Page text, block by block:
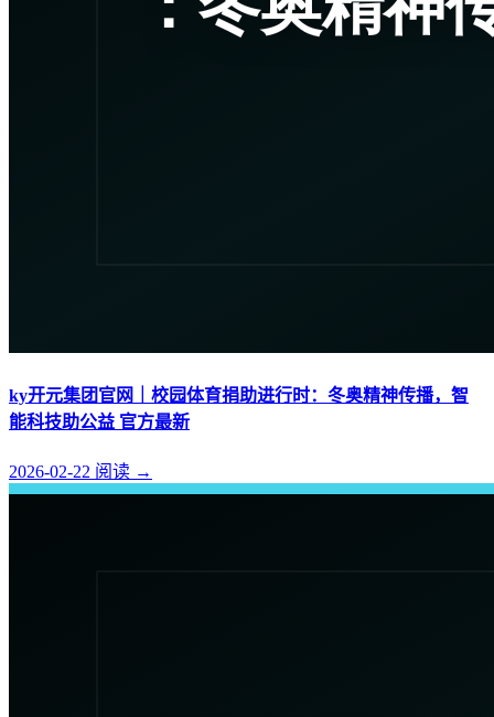
ky开元集团官网｜校园体育捐助进行时：冬奥精神传播，智
能科技助公益 官方最新
2026-02-22 阅读 →